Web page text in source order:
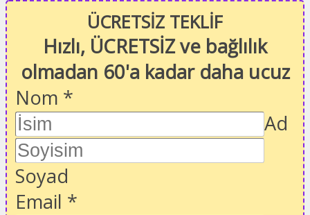
ÜCRETSİZ TEKLİF
Hızlı, ÜCRETSİZ ve bağlılık
olmadan 60'a kadar daha ucuz
Nom *
Ad
Soyad
Email *